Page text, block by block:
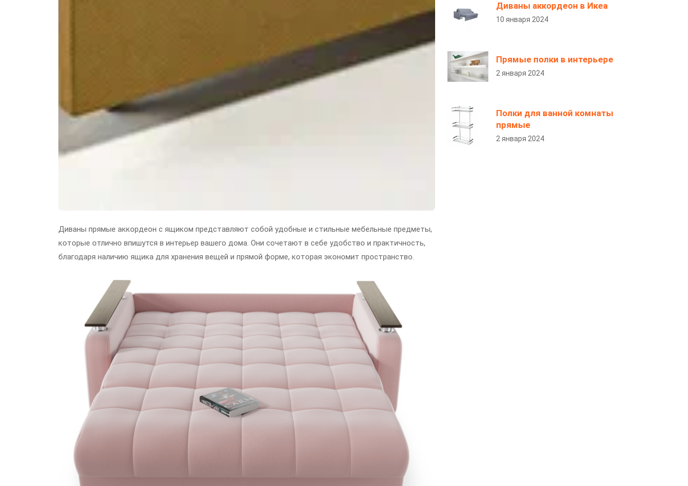
Диваны прямые аккордеон с ящиком представляют собой удобные и стильные мебельные предметы,
которые отлично впишутся в интерьер вашего дома. Они сочетают в себе удобство и практичность,
благодаря наличию ящика для хранения вещей и прямой форме, которая экономит пространство.
Диваны аккордеон в Икеа
10 января 2024
Прямые полки в интерьере
2 января 2024
Полки для ванной комнаты
прямые
2 января 2024